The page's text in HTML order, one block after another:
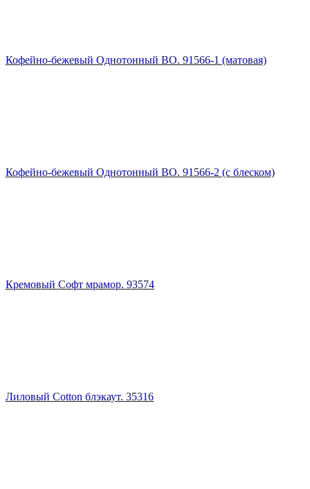
Кофейно-бежевый Однотонный ВО. 91566-1 (матовая)
Кофейно-бежевый Однотонный ВО. 91566-2 (с блеском)
Кремовый Софт мрамор. 93574
Лиловый Cotton блэкаут. 35316